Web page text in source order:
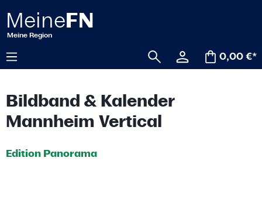
springen
0,00 €*
Bildband & Kalender
Mannheim Vertical
Edition Panorama